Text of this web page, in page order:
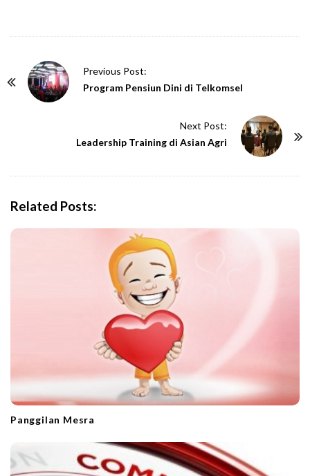
Previous Post:
Program Pensiun Dini di Telkomsel
Next Post:
Leadership Training di Asian Agri
Related Posts:
Panggilan Mesra